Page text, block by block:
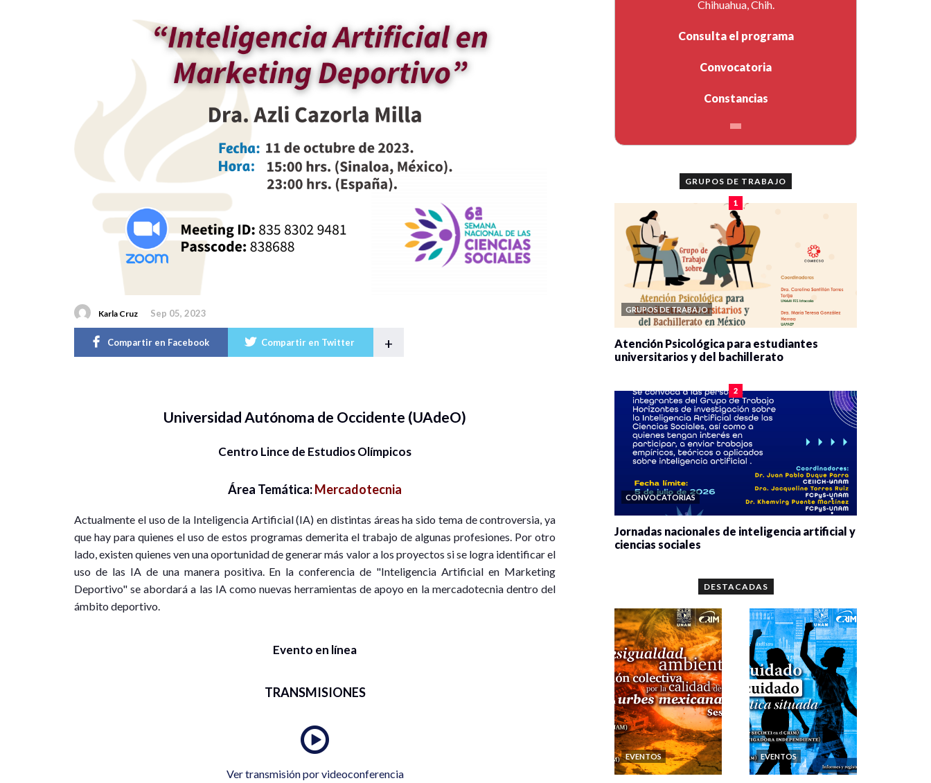
Karla Cruz Sep 05, 2023
Compartir en Facebook Compartir en Twitter +
Universidad Autónoma de Occidente (UAdeO)
Centro Lince de Estudios Olímpicos
Área Temática:Mercadotecnia
Actualmente el uso de la Inteligencia Artificial (IA) en distintas áreas ha sido tema de controversia, ya
que hay para quienes el uso de estos programas demerita el trabajo de algunas profesiones. Por otro
lado, existen quienes ven una oportunidad de generar más valor a los proyectos si se logra identificar el
uso de las IA de una manera positiva. En la conferencia de "Inteligencia Artificial en Marketing
Deportivo" se abordará a las IA como nuevas herramientas de apoyo en la mercadotecnia dentro del
ámbito deportivo.
Evento en línea
TRANSMISIONES
Ver transmisión por videoconferencia
Chihuahua, Chih.
Consulta el programa
Convocatoria
Constancias
GRUPOS DE TRABAJO
1
GRUPOS DE TRABAJO
Atención Psicológica para estudiantes
universitarios y del bachillerato
2
CONVOCATORIAS
Jornadas nacionales de inteligencia artificial y
ciencias sociales
DESTACADAS
EVENTOS EVENTOS